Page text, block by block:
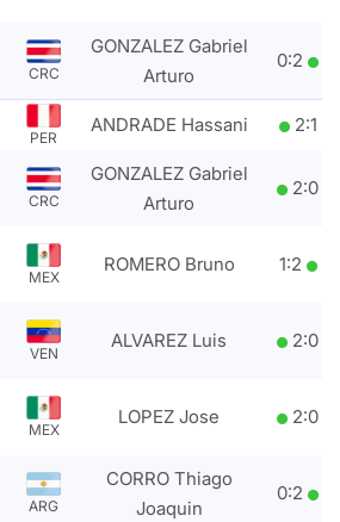
CRC
GONZALEZ Gabriel
Arturo
0:2
PER
ANDRADE Hassani 2:1
CRC
GONZALEZ Gabriel
Arturo
2:0
MEX
ROMERO Bruno 1:2
VEN
ALVAREZ Luis 2:0
MEX
LOPEZ Jose 2:0
ARG
CORRO Thiago
Joaquin
0:2